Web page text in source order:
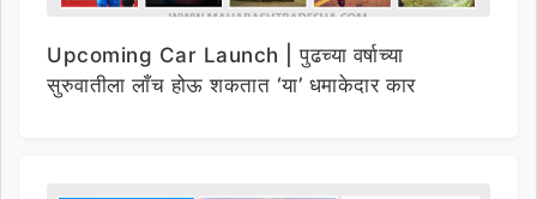
Upcoming Car Launch | पुढच्या वर्षाच्या
सुरुवातीला लाँच होऊ शकतात ‘या’ धमाकेदार कार